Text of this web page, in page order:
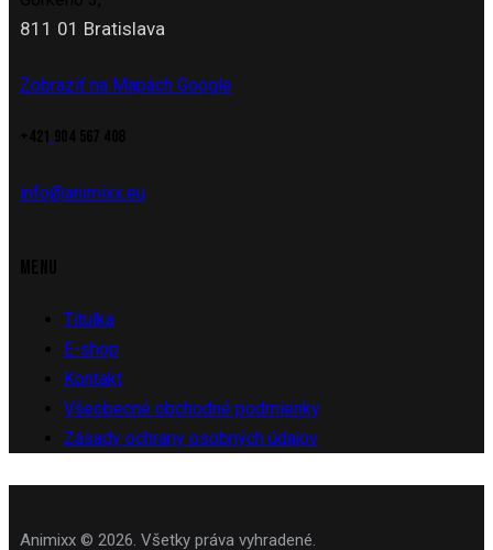
811 01 Bratislava
Zobraziť na Mapách Google
info@animixx.eu
Titulka
E-shop
Kontakt
Všeobecné obchodné podmienky
Zásady ochrany osobných údajov
Animixx © 2026. Všetky práva vyhradené.